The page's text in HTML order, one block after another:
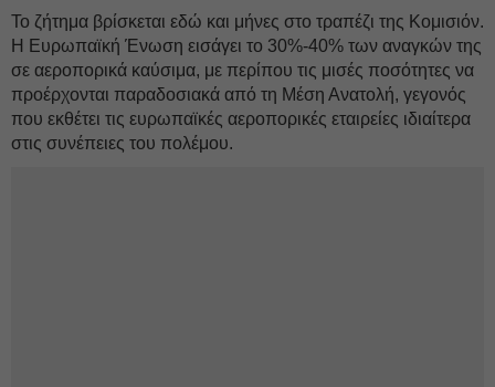
Το ζήτημα βρίσκεται εδώ και μήνες στο τραπέζι της Κομισιόν.
Η Ευρωπαϊκή Ένωση εισάγει το 30%-40% των αναγκών της
σε αεροπορικά καύσιμα, με περίπου τις μισές ποσότητες να
προέρχονται παραδοσιακά από τη Μέση Ανατολή, γεγονός
που εκθέτει τις ευρωπαϊκές αεροπορικές εταιρείες ιδιαίτερα
στις συνέπειες του πολέμου.